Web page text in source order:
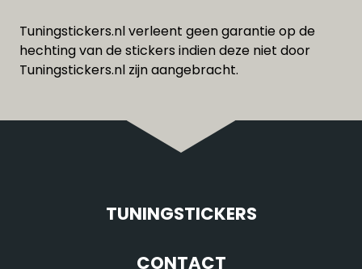
Tuningstickers.nl verleent geen garantie op de
hechting van de stickers indien deze niet door
Tuningstickers.nl zijn aangebracht.
TUNINGSTICKERS
CONTACT